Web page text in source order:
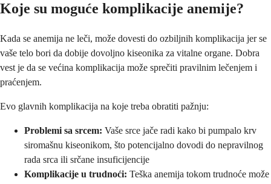
Koje su moguće komplikacije anemije?
Kada se anemija ne leči, može dovesti do ozbiljnih komplikacija jer se
vaše telo bori da dobije dovoljno kiseonika za vitalne organe. Dobra
vest je da se većina komplikacija može sprečiti pravilnim lečenjem i
praćenjem.
Evo glavnih komplikacija na koje treba obratiti pažnju:
Problemi sa srcem: Vaše srce jače radi kako bi pumpalo krv
siromašnu kiseonikom, što potencijalno dovodi do nepravilnog
rada srca ili srčane insuficijencije
Komplikacije u trudnoći: Teška anemija tokom trudnoće može